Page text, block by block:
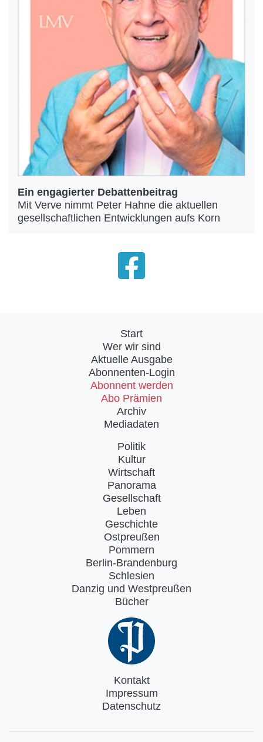
Ein engagierter Debattenbeitrag
Mit Verve nimmt Peter Hahne die aktuellen
gesellschaftlichen Entwicklungen aufs Korn
Start
Wer wir sind
Aktuelle Ausgabe
Abonnenten-Login
Abonnent werden
Abo Prämien
Archiv
Mediadaten
Politik
Kultur
Wirtschaft
Panorama
Gesellschaft
Leben
Geschichte
Ostpreußen
Pommern
Berlin-Brandenburg
Schlesien
Danzig und Westpreußen
Bücher
Kontakt
Impressum
Datenschutz